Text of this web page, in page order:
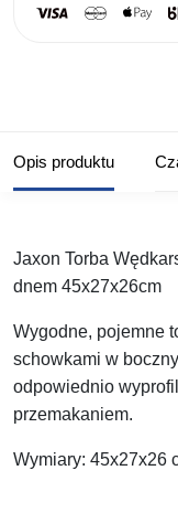
Opis produktu
Jaxon Torba
dnem 45x27x26cm
Wygodne, pojemne
schowkami w
odpowiednio
przemakaniem.
Wymiary: 45x27x26